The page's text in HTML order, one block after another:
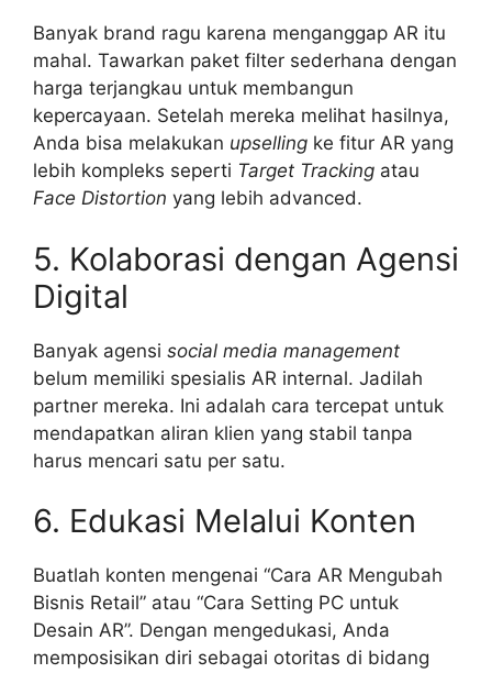
Banyak brand ragu karena menganggap AR itu
mahal. Tawarkan paket filter sederhana dengan
harga terjangkau untuk membangun
kepercayaan. Setelah mereka melihat hasilnya,
Anda bisa melakukan upselling ke fitur AR yang
lebih kompleks seperti Target Tracking atau
Face Distortion yang lebih advanced.
5. Kolaborasi dengan Agensi
Digital
Banyak agensi social media management
belum memiliki spesialis AR internal. Jadilah
partner mereka. Ini adalah cara tercepat untuk
mendapatkan aliran klien yang stabil tanpa
harus mencari satu per satu.
6. Edukasi Melalui Konten
Buatlah konten mengenai “Cara AR Mengubah
Bisnis Retail” atau “Cara Setting PC untuk
Desain AR”. Dengan mengedukasi, Anda
memposisikan diri sebagai otoritas di bidang